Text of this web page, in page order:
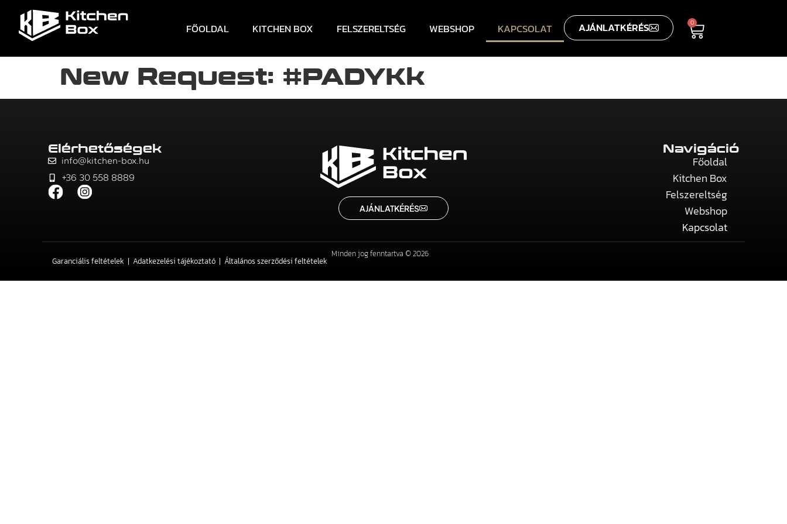
FŐOLDAL KITCHEN BOX FELSZERELTSÉG WEBSHOP KAPCSOLAT AJÁNLATKÉRÉS 0
New Request: #PADYKk
Elérhetőségek
info@kitchen-box.hu
+36 30 558 8889
AJÁNLATKÉRÉS
Navigáció
Főoldal
Kitchen Box
Felszereltség
Webshop
Kapcsolat
Garanciális feltételek Adatkezelési tájékoztató Általános szerződési feltételek
Minden jog fenntartva © 2026